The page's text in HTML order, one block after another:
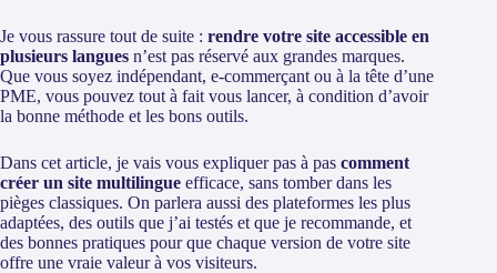
Je vous rassure tout de suite : rendre votre site accessible en
plusieurs langues n’est pas réservé aux grandes marques.
Que vous soyez indépendant, e-commerçant ou à la tête d’une
PME, vous pouvez tout à fait vous lancer, à condition d’avoir
la bonne méthode et les bons outils.
Dans cet article, je vais vous expliquer pas à pas comment
créer un site multilingue efficace, sans tomber dans les
pièges classiques. On parlera aussi des plateformes les plus
adaptées, des outils que j’ai testés et que je recommande, et
des bonnes pratiques pour que chaque version de votre site
offre une vraie valeur à vos visiteurs.